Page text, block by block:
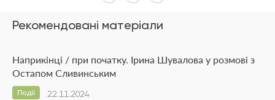
Рекомендовані матеріали
Наприкінці / при початку. Ірина Шувалова у розмові з
Остапом Сливинським
22.11.2024
Події